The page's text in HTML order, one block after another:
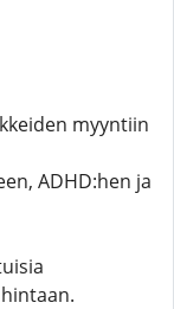
myyntiin
ADHD:hen ja